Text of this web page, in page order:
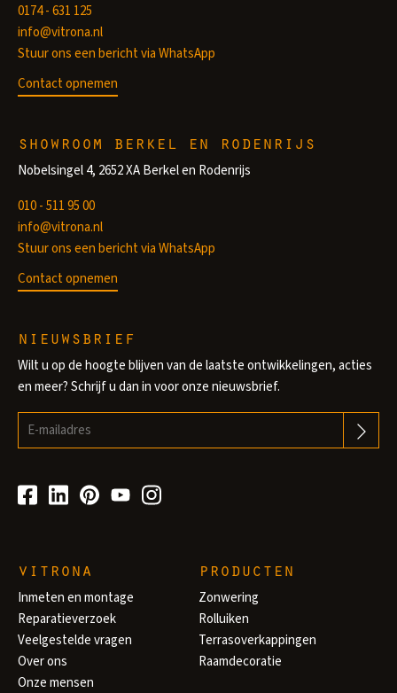
0174 - 631 125
info@vitrona.nl
Stuur ons een bericht via WhatsApp
Contact opnemen
showroom berkel en rodenrijs
Nobelsingel 4, 2652 XA Berkel en Rodenrijs
010 - 511 95 00
info@vitrona.nl
Stuur ons een bericht via WhatsApp
Contact opnemen
nieuwsbrief
Wilt u op de hoogte blijven van de laatste ontwikkelingen, acties
en meer? Schrijf u dan in voor onze nieuwsbrief.
vitrona
Inmeten en montage
Reparatieverzoek
Veelgestelde vragen
Over ons
Onze mensen
producten
Zonwering
Rolluiken
Terrasoverkappingen
Raamdecoratie